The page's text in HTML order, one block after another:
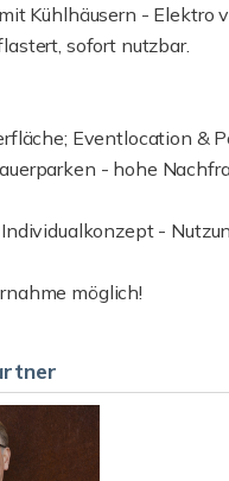
Kühlhäusern - Elektro
sofort nutzbar.
Eventlocation &
- hohe
-
möglich!